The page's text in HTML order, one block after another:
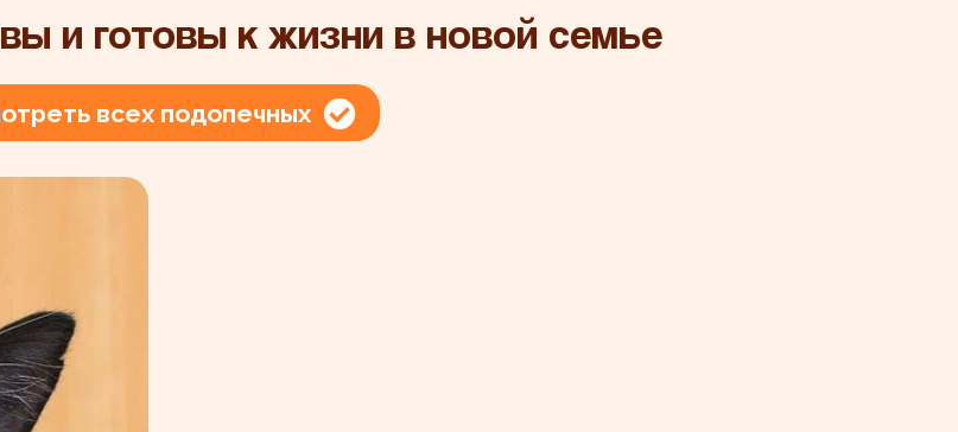
и готовы к жизни в новой семье
всех подопечных